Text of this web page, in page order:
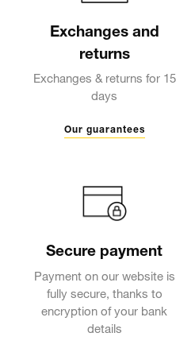
Exchanges and
returns
Exchanges & returns for 15
days
Our guarantees
Secure payment
Payment on our website is
fully secure, thanks to
encryption of your bank
details